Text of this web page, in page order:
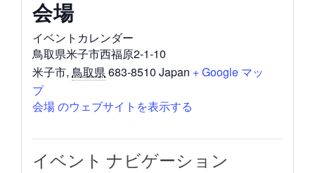
会場
イベントカレンダー
鳥取県米子市西福原2-1-10
米子市, 鳥取県683-8510 Japan + Google マッ
プ
会場 のウェブサイトを表示する
イベント ナビゲーション